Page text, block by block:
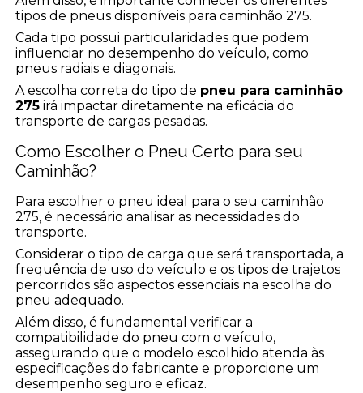
tipos de pneus disponíveis para caminhão 275.
Cada tipo possui particularidades que podem
influenciar no desempenho do veículo, como
pneus radiais e diagonais.
A escolha correta do tipo de pneu para caminhão
275 irá impactar diretamente na eficácia do
transporte de cargas pesadas.
Como Escolher o Pneu Certo para seu
Caminhão?
Para escolher o pneu ideal para o seu caminhão
275, é necessário analisar as necessidades do
transporte.
Considerar o tipo de carga que será transportada, a
frequência de uso do veículo e os tipos de trajetos
percorridos são aspectos essenciais na escolha do
pneu adequado.
Além disso, é fundamental verificar a
compatibilidade do pneu com o veículo,
assegurando que o modelo escolhido atenda às
especificações do fabricante e proporcione um
desempenho seguro e eficaz.